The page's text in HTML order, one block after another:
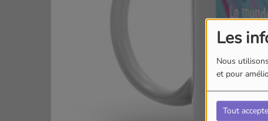
Les
Nous
et pour
Tout